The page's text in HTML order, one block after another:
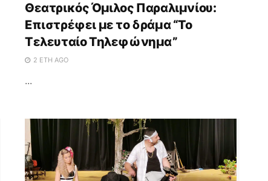
Θεατρικός Όμιλος Παραλιμνίου:
Επιστρέφει με το δράμα “Το
Τελευταίο Τηλεφώνημα”
2 ΈΤΗ AGO
...